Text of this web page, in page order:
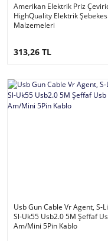
Amerikan Elektrik Priz
HighQuality Elektrik Şebekesi
Malzemeleri
313,26 TL
Usb Gun Cable Vr Agent, S-
Sl-Uk55 Usb2.0 5M Şeffaf
Am/Mini 5Pin Kablo